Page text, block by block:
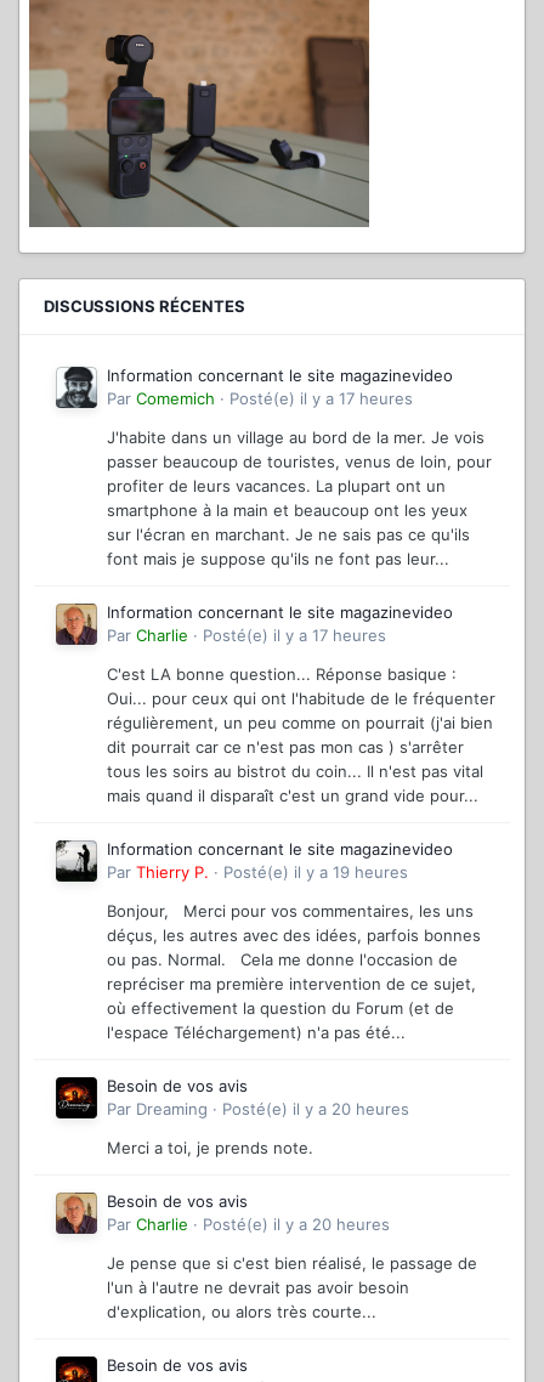
DISCUSSIONS RÉCENTES
Information concernant le site magazinevideo
Par Comemich · Posté(e) il y a 17 heures
J'habite dans un village au bord de la mer. Je vois
passer beaucoup de touristes, venus de loin, pour
profiter de leurs vacances. La plupart ont un
smartphone à la main et beaucoup ont les yeux
sur l'écran en marchant. Je ne sais pas ce qu'ils
font mais je suppose qu'ils ne font pas leur...
Information concernant le site magazinevideo
Par Charlie · Posté(e) il y a 17 heures
C'est LA bonne question... Réponse basique :
Oui... pour ceux qui ont l'habitude de le fréquenter
régulièrement, un peu comme on pourrait (j'ai bien
dit pourrait car ce n'est pas mon cas ) s'arrêter
tous les soirs au bistrot du coin... Il n'est pas vital
mais quand il disparaît c'est un grand vide pour...
Information concernant le site magazinevideo
Par Thierry P. · Posté(e) il y a 19 heures
Bonjour, Merci pour vos commentaires, les uns
déçus, les autres avec des idées, parfois bonnes
ou pas. Normal. Cela me donne l'occasion de
repréciser ma première intervention de ce sujet,
où effectivement la question du Forum (et de
l'espace Téléchargement) n'a pas été...
Besoin de vos avis
Par Dreaming · Posté(e) il y a 20 heures
Merci a toi, je prends note.
Besoin de vos avis
Par Charlie · Posté(e) il y a 20 heures
Je pense que si c'est bien réalisé, le passage de
l'un à l'autre ne devrait pas avoir besoin
d'explication, ou alors très courte...
Besoin de vos avis